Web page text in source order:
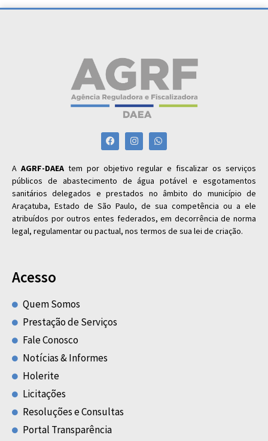
A AGRF-DAEAtem por objetivo regular e fiscalizar os serviços
públicos de abastecimento de água potável e esgotamentos
sanitários delegados e prestados no âmbito do município de
Araçatuba, Estado de São Paulo, de sua competência ou a ele
atribuídos por outros entes federados, em decorrência de norma
legal, regulamentar ou pactual, nos termos de sua lei de criação.
Acesso
Quem Somos
Prestação de Serviços
Fale Conosco
Notícias & Informes
Holerite
Licitações
Resoluções e Consultas
Portal Transparência